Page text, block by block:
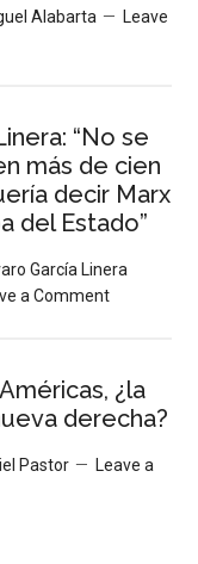
Alabarta
Leave
“No se
más de cien
decir Marx
del Estado”
García Linera
a Comment
¿la
derecha?
Pastor
Leave a